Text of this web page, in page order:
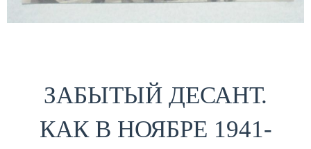
ЗАБЫТЫЙ ДЕСАНТ.
КАК В НОЯБРЕ 1941-